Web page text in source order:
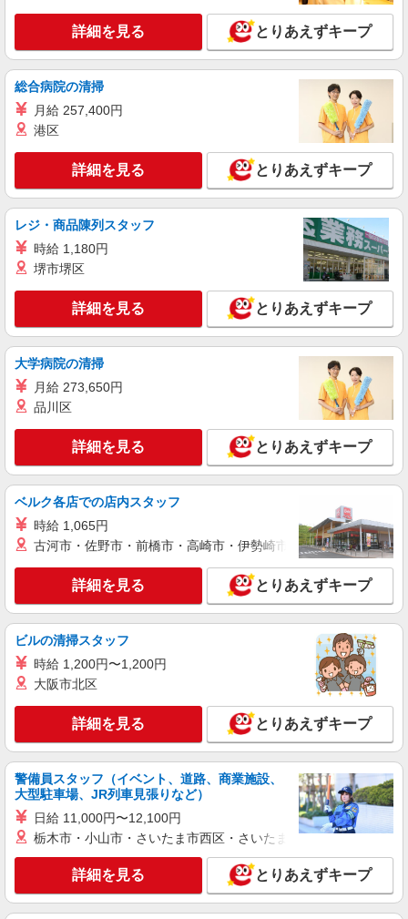
時給2400円〜3000円 ＜日払い有/週払い有/交
キープ 詳細を見る
職業紹介
株式会社kotrio /●SW-S-2023249
【十条駅】看護助手募集(パート)＊柔軟性があ
時給1550円〜2312円 ＜交通費全支給(ガソリ
東京都北区上十条
キープ 詳細を見る
株式会社kotrio /●SW-S-2078250
住宅型有料老人ホームの看護師＊ブランクあっ
ても問題なし◎
時給2400円〜＜交通費全額支給(ガソリン代含
北区
キープ 詳細を見る
アルバイト パート 職業紹介
株式会社トラストグロース 新宿本社 第3営業部
病院での夜専看護師
1夜勤：准看護師25000円〜/看護師27000円〜
※資格や経験などによる
東京都北区
職業紹介
株式会社kotrio /●SW-S-2087040
院の看護助手
時給1550円〜2312円 ＜交通費全支給(ガソリ
ン代含む)＞
詳細を見る とりあえずキープ
総合病院の清掃
月給 257,400円
港区
詳細を見る とりあえずキープ
レジ・商品陳列スタッフ
時給 1,180円
堺市堺区
詳細を見る とりあえずキープ
大学病院の清掃
月給 273,650円
品川区
詳細を見る とりあえずキープ
ベルク各店での店内スタッフ
時給 1,065円
古河市・佐野市・前橋市・高崎市・伊勢崎市・太田市・館林市
詳細を見る とりあえずキープ
ビルの清掃スタッフ
時給 1,200円〜1,200円
大阪市北区
詳細を見る とりあえずキープ
警備員スタッフ（イベント、道路、商業施設、
大型駐車場、JR列車見張りなど）
日給 11,000円〜12,100円
栃木市・小山市・さいたま市西区・さいたま市岩槻区・久喜市・
詳細を見る とりあえずキープ